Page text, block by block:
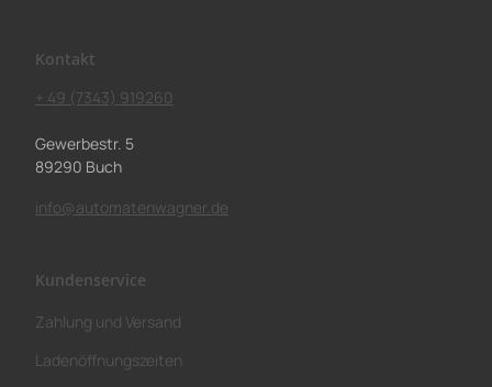
Kontakt
+ 49 (7343) 919260
Gewerbestr. 5
89290 Buch
info@automatenwagner.de
Kundenservice
Zahlung und Versand
Ladenöffnungszeiten